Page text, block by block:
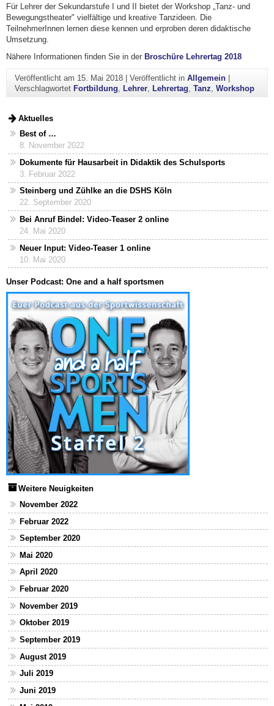
Für Lehrer der Sekundarstufe I und II bietet der Workshop „Tanz- und
Bewegungstheater" vielfältige und kreative Tanzideen. Die
TeilnehmerInnen lernen diese kennen und erproben deren didaktische
Umsetzung.
Nähere Informationen finden Sie in der Broschüre Lehrertag 2018
Veröffentlicht am 15. Mai 2018| Veröffentlicht in Allgemein|
Verschlagwortet Fortbildung Lehrer, Lehrertag Tanz Workshop
Aktuelles
Best of …
8. November 2022
Dokumente für Hausarbeit in Didaktik des Schulsports
3. Februar 2022
Steinberg und Zühlke an die DSHS Köln
22. September 2020
Bei Anruf Bindel: Video-Teaser 2 online
24. Mai 2020
Neuer Input: Video-Teaser 1 online
10. Mai 2020
Unser Podcast: One and a half sportsmen
Weitere Neuigkeiten
November 2022
Februar 2022
September 2020
Mai 2020
April 2020
Februar 2020
November 2019
Oktober 2019
September 2019
August 2019
Juli 2019
Juni 2019